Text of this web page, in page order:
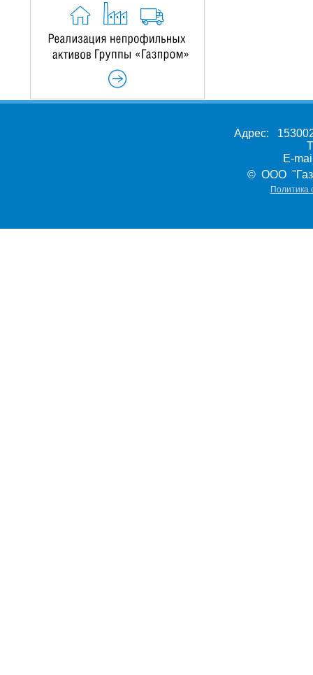
Адрес:
E-
© ООО
Политика